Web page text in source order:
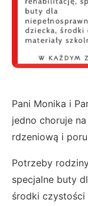
Pani Monika i
jedno choruje
rdzeniową i
Potrzeby
specjalne buty
środki czystości